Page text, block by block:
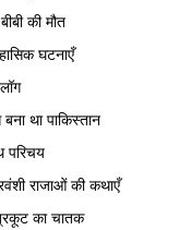
की मौत
घटनाएँ
था पाकिस्तान
परिचय
राजाओं की कथाएँ
का चातक